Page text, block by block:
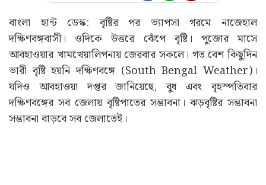
বাংলা হান্ট ডেস্ক: বৃষ্টির পর ভ্যাপসা গরমে নাজেহাল
দক্ষিণবঙ্গবাসী। ওদিকে উত্তরে ঝেঁপে বৃষ্টি। পুজোর মাসে
আবহাওয়ার খামখেয়ালিপনায় জেরবার সকলে। গত বেশ কিছুদিন
ভারী বৃষ্টি হয়নি দক্ষিণবঙ্গে (South Bengal Weather)।
যদিও আবহাওয়া দপ্তর জানিয়েছে, বুধ এবং বৃহস্পতিবার
দক্ষিণবঙ্গের সব জেলায় বৃষ্টিপাতের সম্ভাবনা। ঝড়বৃষ্টির সম্ভাবনা
সম্ভাবনা বাড়বে সব জেলাতেই।